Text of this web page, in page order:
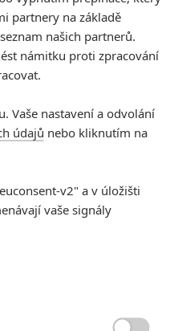
8
8
POSLEDNÍ
Marvel
partnery na základě
našich partnerů.
námitku proti zpracování
Vaše nastavení a odvolání
údajů nebo kliknutím na
v2" a v úložišti
vaše signály